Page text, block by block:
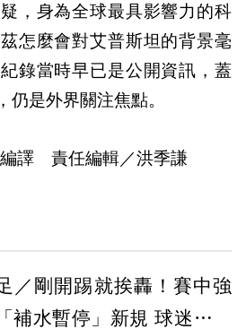
，身為全球最具影響力的科
怎麼會對艾普斯坦的背景毫
錄當時早已是公開資訊，蓋
是外界關注焦點。
譯 責任編輯／洪季謙
／剛開踢就挨轟！賽中強
補水暫停」新規 球迷轟球